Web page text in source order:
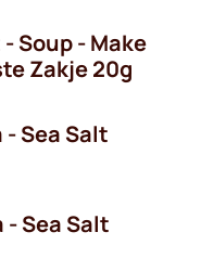
Soup - Make
Zakje 20g
- Sea Salt
- Sea Salt